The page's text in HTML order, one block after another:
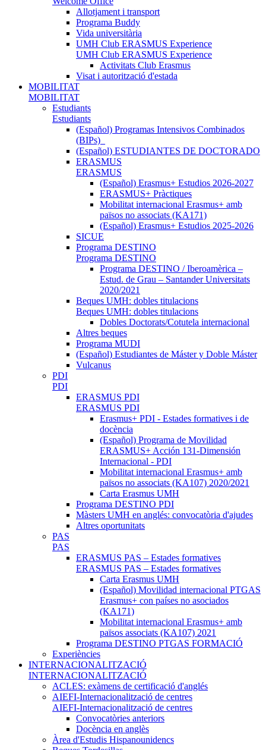
Allotjament i transport
Programa Buddy
Vida universitària
UMH Club ERASMUS Experience
UMH Club ERASMUS Experience
Activitats Club Erasmus
Visat i autorització d'estada
MOBILITAT
MOBILITAT
Estudiants
Estudiants
(Español) Programas Intensivos Combinados
(BIPs)_
(Español) ESTUDIANTES DE DOCTORADO
ERASMUS
ERASMUS
(Español) Erasmus+ Estudios 2026-2027
ERASMUS+ Pràctiques
Mobilitat internacional Erasmus+ amb
països no associats (KA171)
(Español) Erasmus+ Estudios 2025-2026
SICUE
Programa DESTINO
Programa DESTINO
Programa DESTINO / Iberoamèrica –
Estud. de Grau – Santander Universitats
2020/2021
Beques UMH: dobles titulacions
Beques UMH: dobles titulacions
Dobles Doctorats/Cotutela internacional
Altres beques
Programa MUDI
(Español) Estudiantes de Máster y Doble Máster
Vulcanus
PDI
PDI
ERASMUS PDI
ERASMUS PDI
Erasmus+ PDI - Estades formatives i de
docència
(Español) Programa de Movilidad
ERASMUS+ Acción 131-Dimensión
Internacional - PDI
Mobilitat internacional Erasmus+ amb
països no associats (KA107) 2020/2021
Carta Erasmus UMH
Programa DESTINO PDI
Màsters UMH en anglés: convocatòria d'ajudes
Altres oportunitats
PAS
PAS
ERASMUS PAS – Estades formatives
ERASMUS PAS – Estades formatives
Carta Erasmus UMH
(Español) Movilidad internacional PTGAS
Erasmus+ con países no asociados
(KA171)
Mobilitat internacional Erasmus+ amb
països associats (KA107) 2021
Programa DESTINO PTGAS FORMACIÓ
Experiències
INTERNACIONALITZACIÓ
INTERNACIONALITZACIÓ
ACLES: exàmens de certificació d'anglés
AIEFI-Internacionalització de centres
AIEFI-Internacionalització de centres
Convocatòries anteriors
Docència en anglès
Àrea d'Estudis Hispanounidencs